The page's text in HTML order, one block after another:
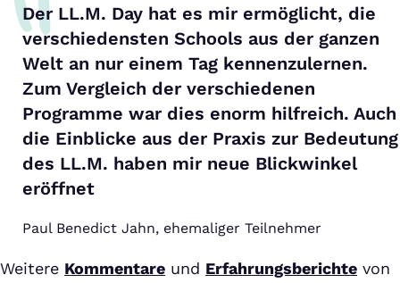
Der LL.M. Day hat es mir ermöglicht, die
verschiedensten Schools aus der ganzen
Welt an nur einem Tag kennenzulernen.
Zum Vergleich der verschiedenen
Programme war dies enorm hilfreich. Auch
die Einblicke aus der Praxis zur Bedeutung
des LL.M. haben mir neue Blickwinkel
eröffnet
Paul Benedict Jahn, ehemaliger Teilnehmer
Weitere Kommentare und Erfahrungsberichte von